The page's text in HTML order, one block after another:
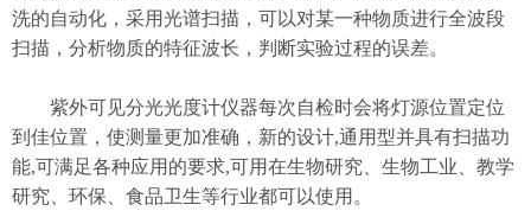
洗的自动化，采用光谱扫描，可以对某一种物质进行全波段
扫描，分析物质的特征波长，判断实验过程的误差。
紫外可见分光光度计仪器每次自检时会将灯源位置定位
到佳位置，使测量更加准确，新的设计,通用型并具有扫描功
能,可满足各种应用的要求,可用在生物研究、生物工业、教学
研究、环保、食品卫生等行业都可以使用。